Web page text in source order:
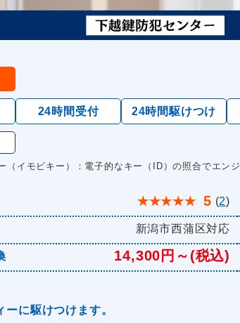
24時間受付 24時間駆けつけ
（イモビキー）：電子的なキー（ID）の照合でエン
★★★★★ 5 (2)
新潟市西蒲区対応
14,300円～(税込)
に駆けつけます。